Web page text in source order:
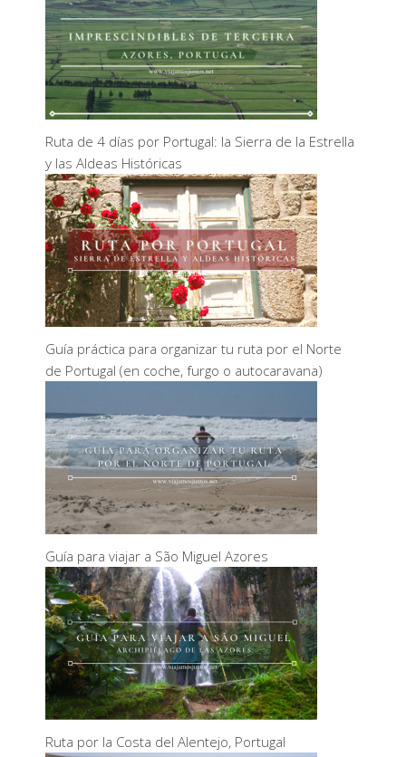
Ruta de 4 días por Portugal: la Sierra de la Estrella
y las Aldeas Históricas
Guía práctica para organizar tu ruta por el Norte
de Portugal (en coche, furgo o autocaravana)
Guía para viajar a São Miguel Azores
Ruta por la Costa del Alentejo, Portugal